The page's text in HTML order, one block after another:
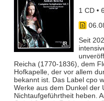
1 CD •
Seit
Reicha (1770-1836), dem
Hofkapelle, der vor allem
bekannt ist. Das Label cpo
Werke aus dem Dunkel der
Nichtaufgeführtheit heben.